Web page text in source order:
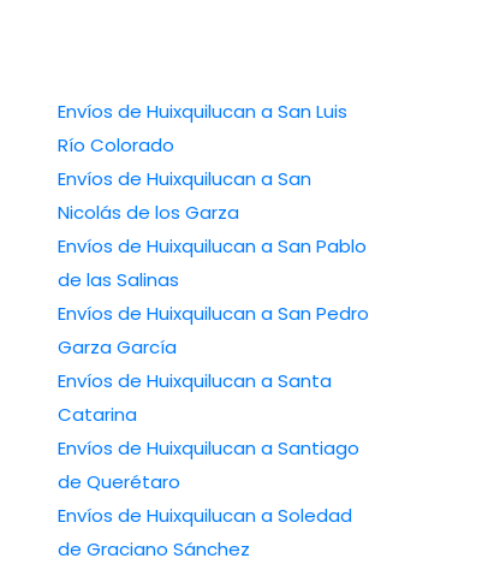
Envíos de Huixquilucan a San Luis
Río Colorado
Envíos de Huixquilucan a San
Nicolás de los Garza
Envíos de Huixquilucan a San Pablo
de las Salinas
Envíos de Huixquilucan a San Pedro
Garza García
Envíos de Huixquilucan a Santa
Catarina
Envíos de Huixquilucan a Santiago
de Querétaro
Envíos de Huixquilucan a Soledad
de Graciano Sánchez